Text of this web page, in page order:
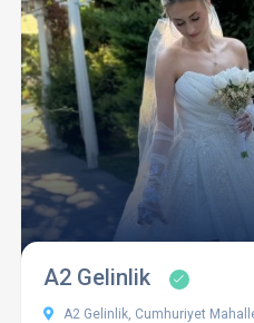
A2 Gelinlik
A2 Gelinlik, Cumhuriyet Mahallesi, Fevzi